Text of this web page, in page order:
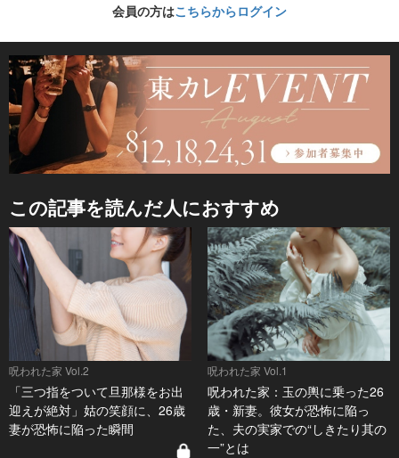
会員の方はこちらからログイン
この記事を読んだ人におすすめ
呪われた家 Vol.2
「三つ指をついて旦那様をお出
迎えが絶対」姑の笑顔に、26歳
妻が恐怖に陥った瞬間
呪われた家 Vol.1
呪われた家：玉の輿に乗った26
歳・新妻。彼女が恐怖に陥っ
た、夫の実家での“しきたり其の
一”とは